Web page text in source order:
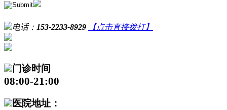
电话： 153-2233-8929 【点击直接拨打】
门诊时间
08:00-21:00
医院地址：